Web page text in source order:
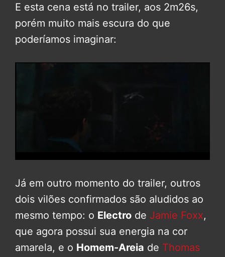
E esta cena está no trailer, aos 2m26s,
porém muito mais escura do que
poderíamos imaginar:
Já em outro momento do trailer, outros
dois vilões confirmados são aludidos ao
mesmo tempo: o Electro de Jamie Foxx,
que agora possui sua energia na cor
amarela, e o Homem-Areia de Thomas